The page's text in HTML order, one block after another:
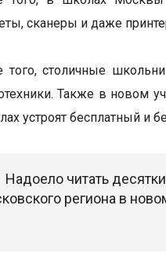
сканеры и даже
того, столичные
Также в новом
устроят бесплатный и
Надоело читать
региона в